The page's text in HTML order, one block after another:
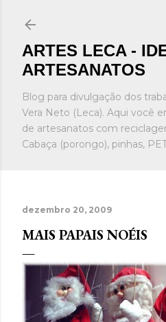
ARTES LECA -
ARTESANATOS
Blog para divulgação dos
Vera Neto (Leca). Aqui você
de artesanatos com
Cabaça (porongo), pinhas,
dezembro 20, 2009
MAIS PAPAIS NOÉIS